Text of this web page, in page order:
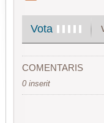
Vota
COMENTARIS
0 inserit